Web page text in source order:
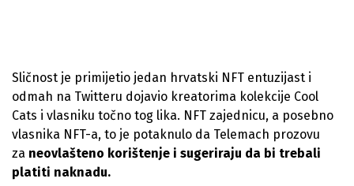
Sličnost je primijetio jedan hrvatski NFT entuzijast i
odmah na Twitteru dojavio kreatorima kolekcije Cool
Cats i vlasniku točno tog lika. NFT zajednicu, a posebno
vlasnika NFT-a, to je potaknulo da Telemach prozovu
za neovlašteno korištenje i sugeriraju da bi trebali
platiti naknadu.